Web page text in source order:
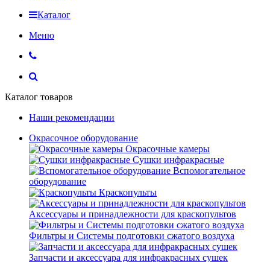
Каталог
Меню
Каталог товаров
Наши рекомендации
Окрасочное оборудование
Окрасочные камеры
Сушки инфракрасные
Вспомогательное
оборудование
Краскопульты
Аксессуары и принадлежности для краскопультов
Фильтры и Системы подготовки сжатого воздуха
Запчасти и аксессуара для инфракрасных сушек